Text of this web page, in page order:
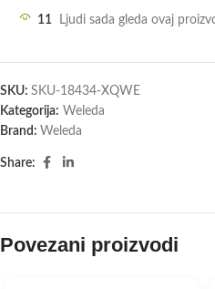
11 Ljudi sada gleda ovaj
SKU: SKU-18434-XQWE
Kategorija: Weleda
Brand: Weleda
Share:
Povezani proizvodi